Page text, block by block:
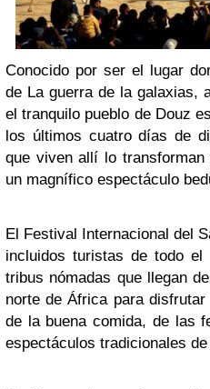
Conocido por ser el lugar
de La guerra de la galaxias,
el tranquilo pueblo de Douz
los últimos cuatro días de
que viven allí lo
un magnífico espectáculo
El Festival Internacional del
incluidos turistas de todo
tribus nómadas que llegan
norte de África para
de la buena comida, de las
espectáculos tradicionales